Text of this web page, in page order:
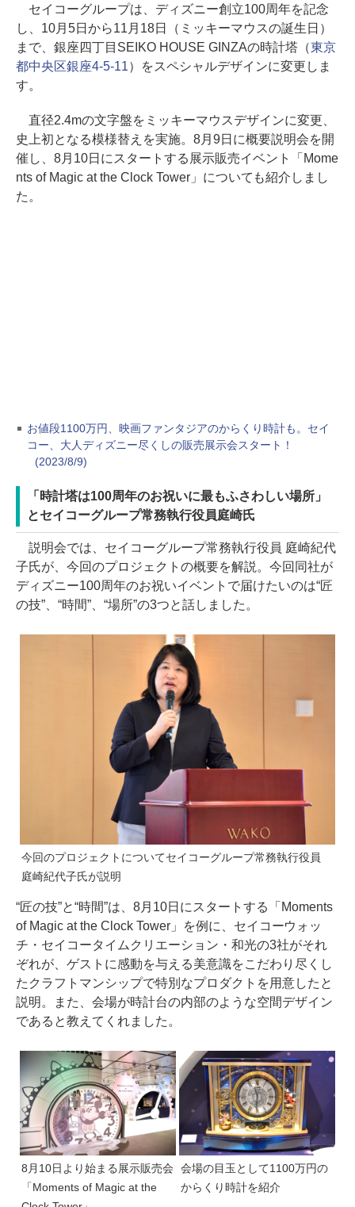
セイコーグループは、ディズニー創立100周年を記念
し、10月5日から11月18日（ミッキーマウスの誕生日）
まで、銀座四丁目SEIKO HOUSE GINZAの時計塔（東京
都中央区銀座4-5-11）をスペシャルデザインに変更しま
す。
直径2.4mの文字盤をミッキーマウスデザインに変更、
史上初となる模様替えを実施。8月9日に概要説明会を開
催し、8月10日にスタートする展示販売イベント「Mome
nts of Magic at the Clock Tower」についても紹介しまし
た。
お値段1100万円、映画ファンタジアのからくり時計も。セイ
コー、大人ディズニー尽くしの販売展示会スタート！
(2023/8/9)
「時計塔は100周年のお祝いに最もふさわしい場所」
とセイコーグループ常務執行役員庭崎氏
説明会では、セイコーグループ常務執行役員 庭崎紀代
子氏が、今回のプロジェクトの概要を解説。今回同社が
ディズニー100周年のお祝いイベントで届けたいのは“匠
の技”、“時間”、“場所”の3つと話しました。
今回のプロジェクトについてセイコーグループ常務執行役員
庭崎紀代子氏が説明
“匠の技”と“時間”は、8月10日にスタートする「Moments
of Magic at the Clock Tower」を例に、セイコーウォッ
チ・セイコータイムクリエーション・和光の3社がそれ
ぞれが、ゲストに感動を与える美意識をこだわり尽くし
たクラフトマンシップで特別なプロダクトを用意したと
説明。また、会場が時計台の内部のような空間デザイン
であると教えてくれました。
8月10日より始まる展示販売会
「Moments of Magic at the
会場の目玉として1100万円の
からくり時計を紹介